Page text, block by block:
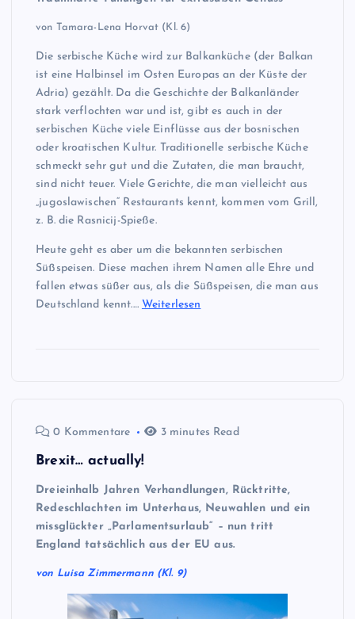
von Tamara-Lena Horvat (Kl. 6)
Die serbische Küche wird zur Balkanküche (der Balkan
ist eine Halbinsel im Osten Europas an der Küste der
Adria) gezählt. Da die Geschichte der Balkanländer
stark verflochten war und ist, gibt es auch in der
serbischen Küche viele Einflüsse aus der bosnischen
oder kroatischen Kultur. Traditionelle serbische Küche
schmeckt sehr gut und die Zutaten, die man braucht,
sind nicht teuer. Viele Gerichte, die man vielleicht aus
„jugoslawischen“ Restaurants kennt, kommen vom Grill,
z. B. die Rasnicij-Spieße.
Heute geht es aber um die bekannten serbischen
Süßspeisen. Diese machen ihrem Namen alle Ehre und
fallen etwas süßer aus, als die Süßspeisen, die man aus
Deutschland kennt.… Weiterlesen
0 Kommentare 3 minutes Read
Brexit… actually!
Dreieinhalb Jahren Verhandlungen, Rücktritte,
Redeschlachten im Unterhaus, Neuwahlen und ein
missglückter „Parlamentsurlaub“ – nun tritt
England tatsächlich aus der EU aus.
von Luisa Zimmermann (Kl. 9)